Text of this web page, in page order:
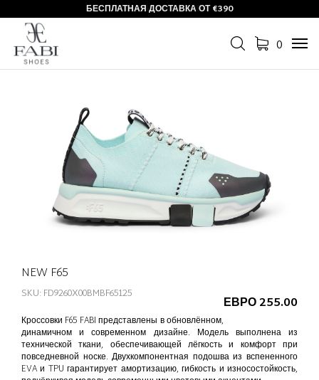
БЕСПЛАТНАЯ ДОСТАВКА ОТ €390
0
NEW F65
ЕВРО 255.00
SKU: FD9260X00BMBF65125
Кроссовки F65 FABI представлены в обновлённом,
динамичном и современном дизайне. Модель выполнена из
технической ткани, обеспечивающей лёгкость и комфорт при
повседневной носке. Двухкомпонентная подошва из вспененного
EVA и TPU гарантирует амортизацию, гибкость и износостойкость,